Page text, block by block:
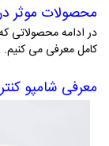
محصولات موثر
در ادامه محصولاتی
کامل معرفی می کنیم.
معرفی شامپو